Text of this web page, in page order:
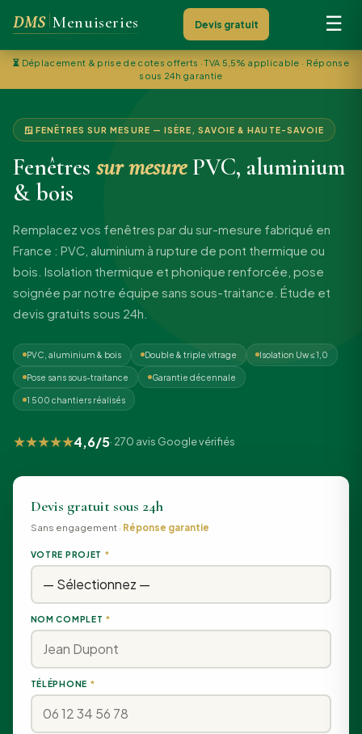
DMS Menuiseries Devis gratuit ☰
⏳ Déplacement & prise de cotes offerts · TVA 5,5% applicable · Réponse
sous 24h garantie
🪟 FENÊTRES SUR MESURE — ISÈRE, SAVOIE & HAUTE-SAVOIE
Fenêtres sur mesurePVC, aluminium
& bois
Remplacez vos fenêtres par du sur-mesure fabriqué en
France : PVC, aluminium à rupture de pont thermique ou
bois. Isolation thermique et phonique renforcée, pose
soignée par notre équipe sans sous-traitance. Étude et
devis gratuits sous 24h.
PVC, aluminium & bois Double & triple vitrage Isolation Uw ≤ 1,0
Pose sans sous-traitance Garantie décennale
1 500 chantiers réalisés
★★★★★4,6/5· 270 avis Google vérifiés
Devis gratuit sous 24h
Sans engagement · Réponse garantie
VOTRE PROJET *
NOM COMPLET *
TÉLÉPHONE *